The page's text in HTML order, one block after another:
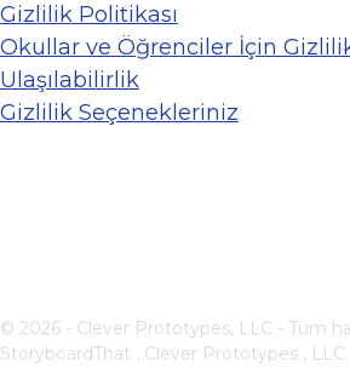
Gizlilik Politikası
Okullar ve Öğrenciler İçin
Ulaşılabilirlik
Gizlilik Seçenekleriniz
© 2026 - Clever Prototypes, LLC - Tüm
StoryboardThat , Clever Prototypes , LLC